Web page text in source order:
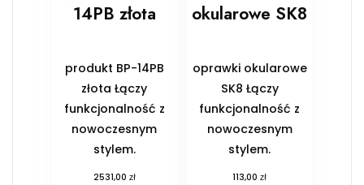
14PB złota
produkt BP-14PB
złota Łączy
funkcjonalność z
nowoczesnym
stylem.
2531,00 zł
okularowe SK8
oprawki okularowe
SK8 Łączy
funkcjonalność z
nowoczesnym
stylem.
113,00zł